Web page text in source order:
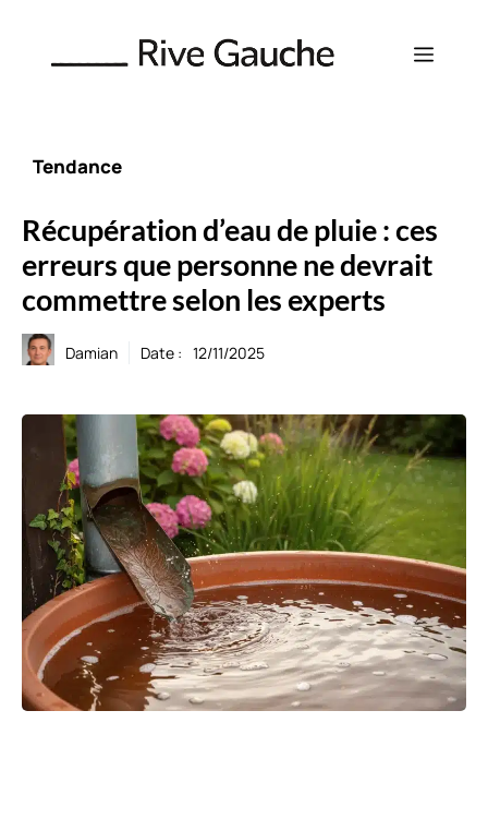
contenu
Menu
Tendance
Récupération d’eau de pluie : ces
erreurs que personne ne devrait
commettre selon les experts
Damian Date : 12/11/2025